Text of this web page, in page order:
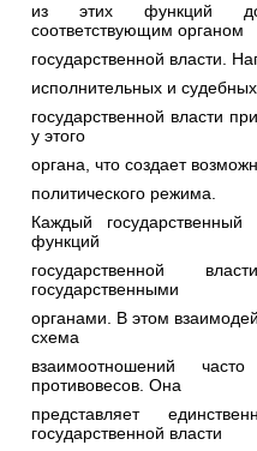
из этих функций
соответствующим органом
государственной власти.
исполнительных и
государственной власти
у этого
органа, что создает
политического режима.
Каждый
функций
государственной
государственными
органами. В этом
схема
взаимоотношений
противовесов. Она
представляет
государственной власти